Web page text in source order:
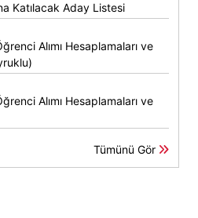
Katılacak Aday Listesi
Alımı Hesaplamaları ve
Alımı Hesaplamaları ve
Tümünü Gör